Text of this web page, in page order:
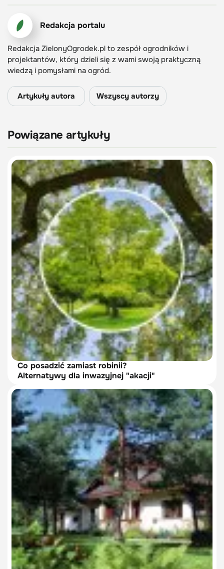
Redakcja portalu
Redakcja ZielonyOgrodek.pl to zespół ogrodników i
projektantów, który dzieli się z wami swoją praktyczną
wiedzą i pomysłami na ogród.
Artykuły autora Wszyscy autorzy
Powiązane artykuły
Co posadzić zamiast robinii?
Alternatywy dla inwazyjnej "akacji"